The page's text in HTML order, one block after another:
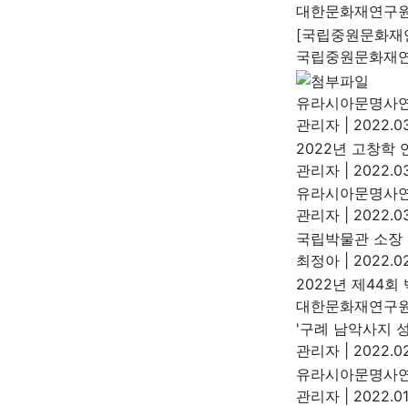
대한문화재연구
[국립중원문화
국립중원문화재
유라시아문명사
관리자
2022년 고창학
관리자
유라시아문명사
관리자
국립박물관 소
최정아
2022년 제44회
대한문화재연구
'구례 남악사지
관리자
유라시아문명사
관리자